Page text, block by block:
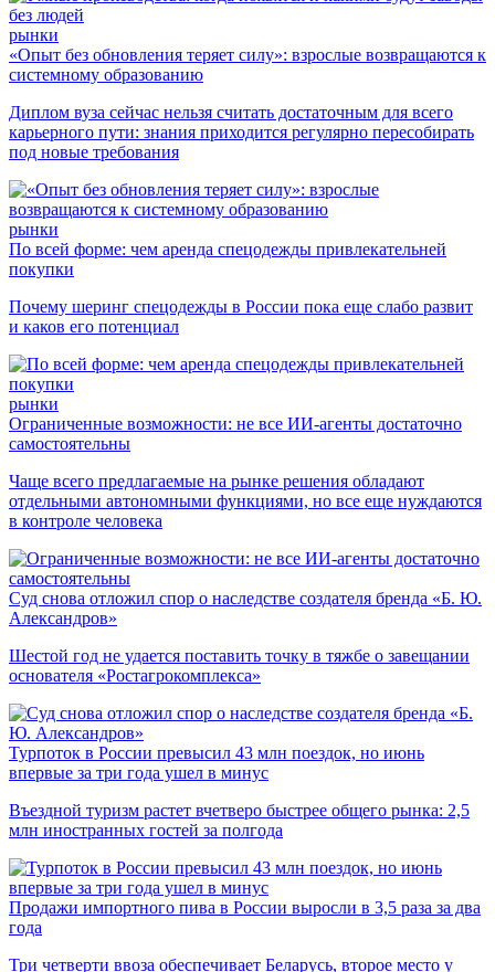
рынки
«Опыт без обновления теряет силу»: взрослые возвращаются к
системному образованию
Диплом вуза сейчас нельзя считать достаточным для всего
карьерного пути: знания приходится регулярно пересобирать
под новые требования
рынки
По всей форме: чем аренда спецодежды привлекательней
покупки
Почему шеринг спецодежды в России пока еще слабо развит
и каков его потенциал
рынки
Ограниченные возможности: не все ИИ-агенты достаточно
самостоятельны
Чаще всего предлагаемые на рынке решения обладают
отдельными автономными функциями, но все еще нуждаются
в контроле человека
Суд снова отложил спор о наследстве создателя бренда «Б. Ю.
Александров»
Шестой год не удается поставить точку в тяжбе о завещании
основателя «Ростагрокомплекса»
Турпоток в России превысил 43 млн поездок, но июнь
впервые за три года ушел в минус
Въездной туризм растет вчетверо быстрее общего рынка: 2,5
млн иностранных гостей за полгода
Продажи импортного пива в России выросли в 3,5 раза за два
года
Три четверти ввоза обеспечивает Беларусь, второе место у